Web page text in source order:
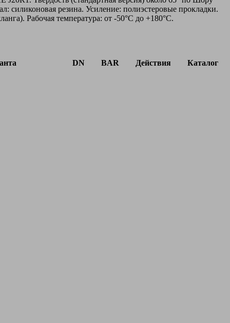
силиконовая резина. Усиление: полиэстеровые прокладки.
Рабочая температура: от -50°C до +180°C.
DN BAR Действия Каталог